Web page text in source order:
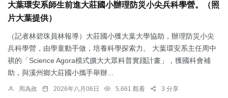
大葉環安系師生前進大莊國小辦理防災小尖兵科學營。（照
片大葉提供）
（記者林碧珠員林報導）大莊國小獲大葉大學協助，辦理防災小尖
兵科學營，由學童動手做，培養科學探索力。 大葉環安系主任周中
祺的「Science Agora模式擴大大眾科普實踐計畫」，獲國科會補
助，與溪州鄉大莊國小攜手舉辦...
周為政 2026年八月06日 5,661 觀看 3 分享